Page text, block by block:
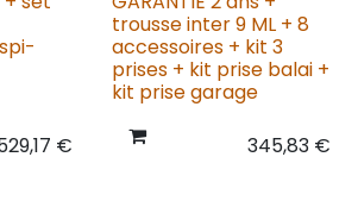
€
trousse inter 9 ML + 8
accessoires + kit 3
prises + kit prise balai +
kit prise garage
345,83 €